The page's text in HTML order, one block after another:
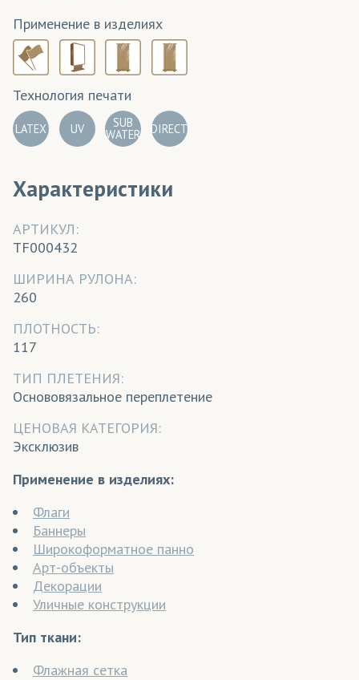
Применение в изделиях
Технология печати
LATEX UV SUB
WATER DIRECT
Характеристики
АРТИКУЛ:
TF000432
ШИРИНА РУЛОНА:
260
ПЛОТНОСТЬ:
117
ТИП ПЛЕТЕНИЯ:
Основовязальное переплетение
ЦЕНОВАЯ КАТЕГОРИЯ:
Эксклюзив
Применение в изделиях:
Флаги
Баннеры
Широкоформатное панно
Арт-объекты
Декорации
Уличные конструкции
Тип ткани:
Флажная сетка